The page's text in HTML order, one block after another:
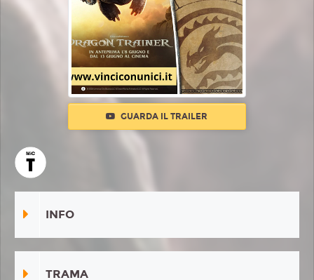
GUARDA IL TRAILER
INFO
TRAMA